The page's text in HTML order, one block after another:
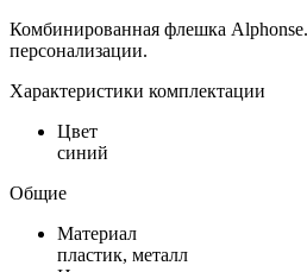
Комбинированная флешка
персонализации.
Характеристики комплектации
Цвет
синий
Общие
Материал
пластик, металл